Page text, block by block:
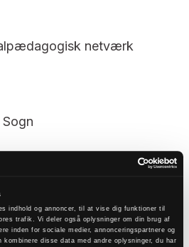
indhold og annoncer, til at vise dig funktioner til
trafik. Vi deler også oplysninger om din brug af
inden for sociale medier, annonceringspartnere og
kombinere disse data med andre oplysninger, du har
netværk